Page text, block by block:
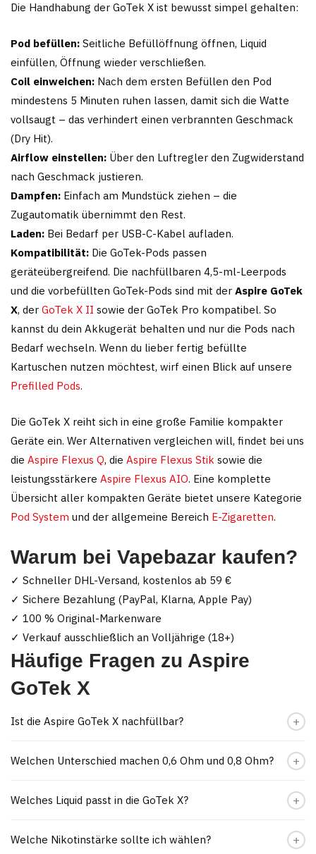
Die Handhabung der GoTek X ist bewusst simpel gehalten:
Pod befüllen: Seitliche Befüllöffnung öffnen, Liquid
einfüllen, Öffnung wieder verschließen.
Coil einweichen: Nach dem ersten Befüllen den Pod
mindestens 5 Minuten ruhen lassen, damit sich die Watte
vollsaugt – das verhindert einen verbrannten Geschmack
(Dry Hit).
Airflow einstellen: Über den Luftregler den Zugwiderstand
nach Geschmack justieren.
Dampfen: Einfach am Mundstück ziehen – die
Zugautomatik übernimmt den Rest.
Laden: Bei Bedarf per USB-C-Kabel aufladen.
Kompatibilität: Die GoTek-Pods passen
geräteübergreifend. Die nachfüllbaren 4,5-ml-Leerpods
und die vorbefüllten GoTek-Pods sind mit der Aspire GoTek
X, der GoTek X II sowie der GoTek Pro kompatibel. So
kannst du dein Akkugerät behalten und nur die Pods nach
Bedarf wechseln. Wenn du lieber fertig befüllte
Kartuschen nutzen möchtest, wirf einen Blick auf unsere
Prefilled Pods.
Die GoTek X reiht sich in eine große Familie kompakter
Geräte ein. Wer Alternativen vergleichen will, findet bei uns
die Aspire Flexus Q, die Aspire Flexus Stik sowie die
leistungsstärkere Aspire Flexus AIO. Eine komplette
Übersicht aller kompakten Geräte bietet unsere Kategorie
Pod System und der allgemeine Bereich E-Zigaretten.
Warum bei Vapebazar kaufen?
✓ Schneller DHL-Versand, kostenlos ab 59 €
✓ Sichere Bezahlung (PayPal, Klarna, Apple Pay)
✓ 100 % Original-Markenware
✓ Verkauf ausschließlich an Volljährige (18+)
Häufige Fragen zu Aspire
GoTek X
Ist die Aspire GoTek X nachfüllbar?
Welchen Unterschied machen 0,6 Ohm und 0,8 Ohm?
Welches Liquid passt in die GoTek X?
Welche Nikotinstärke sollte ich wählen?